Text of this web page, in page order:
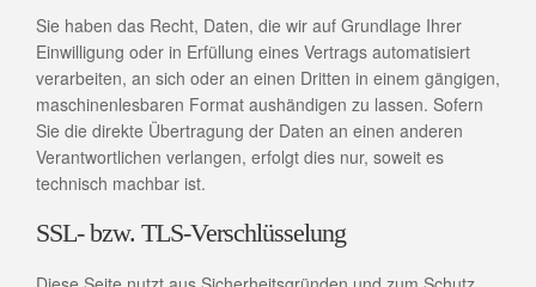
Sie haben das Recht, Daten, die wir auf Grundlage Ihrer
Einwilligung oder in Erfüllung eines Vertrags automatisiert
verarbeiten, an sich oder an einen Dritten in einem gängigen,
maschinenlesbaren Format aushändigen zu lassen. Sofern
Sie die direkte Übertragung der Daten an einen anderen
Verantwortlichen verlangen, erfolgt dies nur, soweit es
technisch machbar ist.
SSL- bzw. TLS-Verschlüsselung